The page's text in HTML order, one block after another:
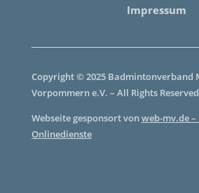
Impressum
Copyright © 2025 Badmintonverband
Vorpommern e.V. – All Rights
Webseite gesponsort vonweb-mv.de
Onlinedienste